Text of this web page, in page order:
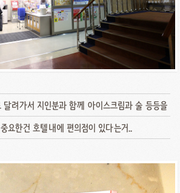
려가서 지인분과 함께 아이스크림과 술 등등을
요한건 호텔내에 편의점이 있다는거..